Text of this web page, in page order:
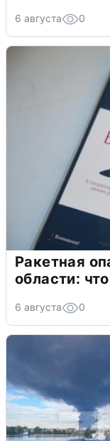
6 августа 0
Ракетная
области:
6 августа 0